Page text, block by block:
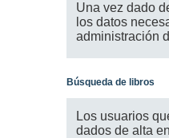
Una vez dado
los datos
administración
Búsqueda de libros
Los usuarios
dados de alta